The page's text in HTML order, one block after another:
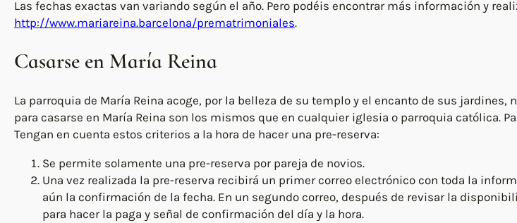
Las fechas exactas van variando según el año. Pero podéis encontrar más información y
http://www.mariareina.barcelona/prematrimoniales.
Casarse en María Reina
La parroquia de María Reina acoge, por la belleza de su templo y el encanto de sus
para casarse en María Reina son los mismos que en cualquier iglesia o parroquia católica.
Tengan en cuenta estos criterios a la hora de hacer una pre-reserva:
Se permite solamente una pre-reserva por pareja de novios.
Una vez realizada la pre-reserva recibirá un primer correo electrónico con toda la
aún la confirmación de la fecha. En un segundo correo, después de revisar la
para hacer la paga y señal de confirmación del día y la hora.